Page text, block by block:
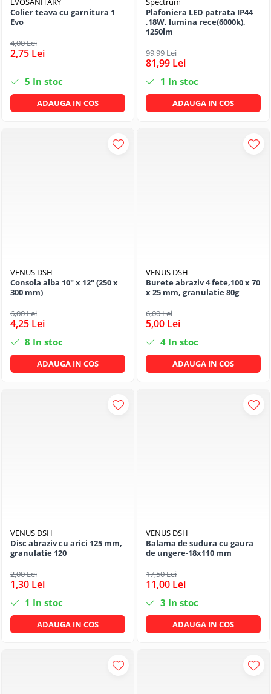
Colier teava cu garnitura 1
Evo
4,00 Lei
2,75 Lei
5 In stoc
ADAUGA IN COS
Plafoniera LED patrata IP44
,18W, lumina rece(6000k),
1250lm
99,99 Lei
81,99 Lei
1 In stoc
ADAUGA IN COS
VENUS DSH
Consola alba 10" x 12" (250 x
300 mm)
6,00 Lei
4,25 Lei
8 In stoc
ADAUGA IN COS
VENUS DSH
Burete abraziv 4 fete,100 x 70
x 25 mm, granulatie 80g
6,00 Lei
5,00 Lei
4 In stoc
ADAUGA IN COS
VENUS DSH
Disc abraziv cu arici 125 mm,
granulatie 120
2,00 Lei
1,30 Lei
1 In stoc
ADAUGA IN COS
VENUS DSH
Balama de sudura cu gaura
de ungere-18x110 mm
17,50 Lei
11,00 Lei
3 In stoc
ADAUGA IN COS